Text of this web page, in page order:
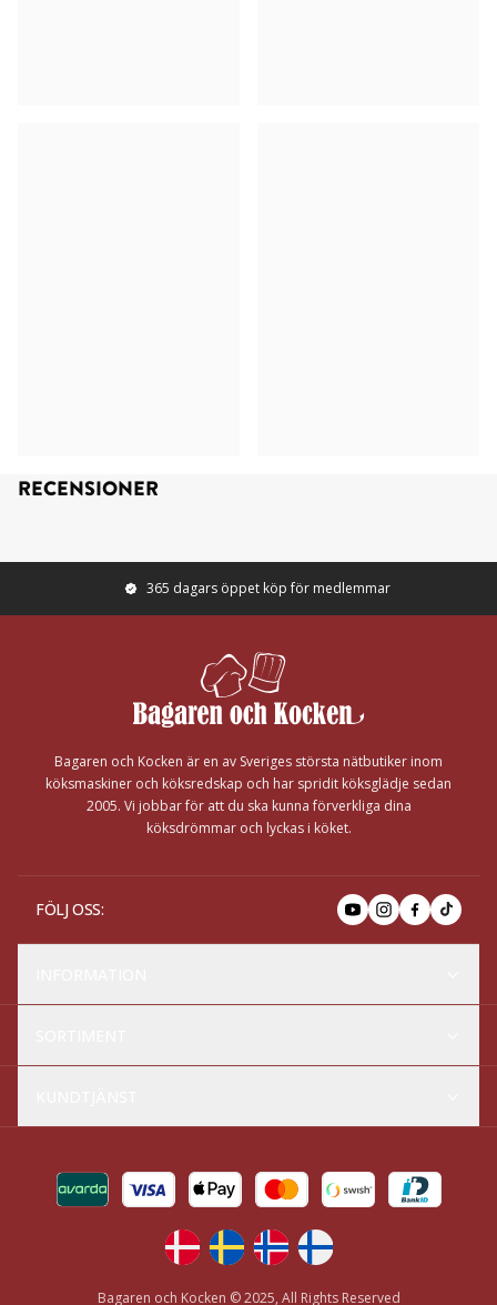
RECENSIONER
365 dagars öppet köp för medlemmar
Bagaren och Kocken är en av Sveriges största nätbutiker inom
köksmaskiner och köksredskap och har spridit köksglädje sedan
2005. Vi jobbar för att du ska kunna förverkliga dina
köksdrömmar och lyckas i köket.
FÖLJ OSS:
Bagaren och Kocken © 2025, All Rights Reserved